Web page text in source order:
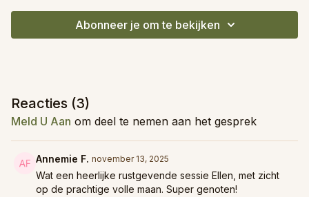
even hallo kunnen zeggen en rustig kunnen aankomen. Na de
les neem ik graag nog wat tijd om jullie vragen te
beantwoorden. 🌿
Abonneer je om te bekijken
Reacties (3)
Meld U Aan om deel te nemen aan het gesprek
Annemie F. november 13, 2025
Wat een heerlijke rustgevende sessie Ellen, met zicht
op de prachtige volle maan. Super genoten!